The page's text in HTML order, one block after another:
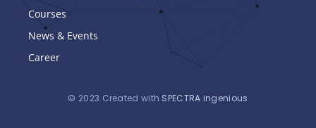
Courses
News & Events
Career
© 2023 Created with SPECTRA ingenious